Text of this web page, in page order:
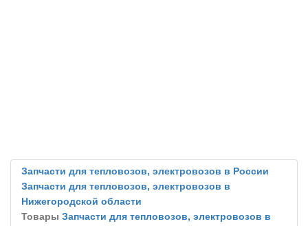
Запчасти для тепловозов, электровозов в России
Запчасти для тепловозов, электровозов в
Нижегородской области
Товары Запчасти для тепловозов, электровозов в